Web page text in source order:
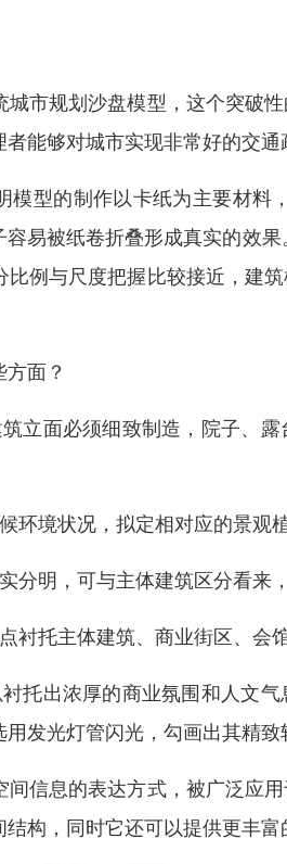
市规划沙盘模型，这个突破
能够对城市实现非常好的交
模型的制作以卡纸为主要材
易被纸卷折叠形成真实的效
例与尺度把握比较接近，建
面？
立面必须细致制造，院子、
环境状况，拟定相对应的景观
分明，可与主体建筑区分看来
衬托主体建筑、商业街区、会馆
托出浓厚的商业氛围和人文
发光灯管闪光，勾画出其精致
信息的表达方式，被广泛应
构，同时它还可以提供更丰富